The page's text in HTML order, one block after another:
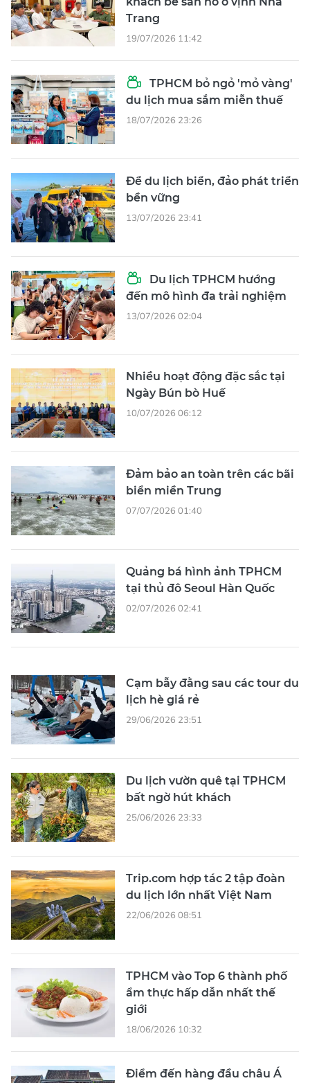
Trang
19/07/2026 11:42
TPHCM bỏ ngỏ 'mỏ vàng'
du lịch mua sắm miễn thuế
18/07/2026 23:26
Để du lịch biển, đảo phát triển
bền vững
13/07/2026 23:41
Du lịch TPHCM hướng
đến mô hình đa trải nghiệm
13/07/2026 02:04
Nhiều hoạt động đặc sắc tại
Ngày Bún bò Huế
10/07/2026 06:12
Đảm bảo an toàn trên các bãi
biển miền Trung
07/07/2026 01:40
Quảng bá hình ảnh TPHCM
tại thủ đô Seoul Hàn Quốc
02/07/2026 02:41
Cạm bẫy đằng sau các tour du
lịch hè giá rẻ
29/06/2026 23:51
Du lịch vườn quê tại TPHCM
bất ngờ hút khách
25/06/2026 23:33
Trip.com hợp tác 2 tập đoàn
du lịch lớn nhất Việt Nam
22/06/2026 08:51
TPHCM vào Top 6 thành phố
ẩm thực hấp dẫn nhất thế
giới
18/06/2026 10:32
Điểm đến hàng đầu châu Á